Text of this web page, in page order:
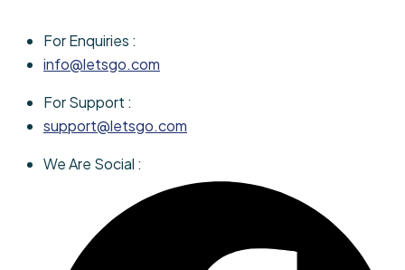
For Enquiries :
info@letsgo.com
For Support :
support@letsgo.com
We Are Social :